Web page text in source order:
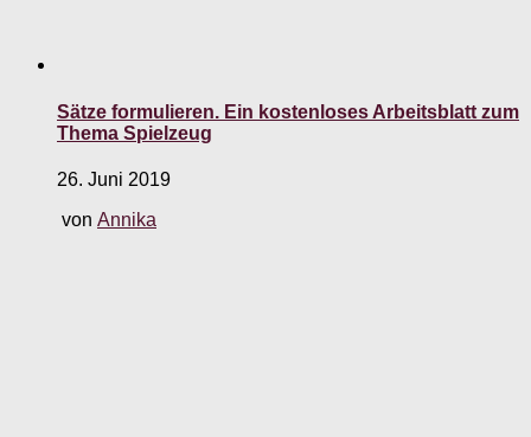
Sätze formulieren. Ein kostenloses Arbeitsblatt zum
Thema Spielzeug
26. Juni 2019
von Annika